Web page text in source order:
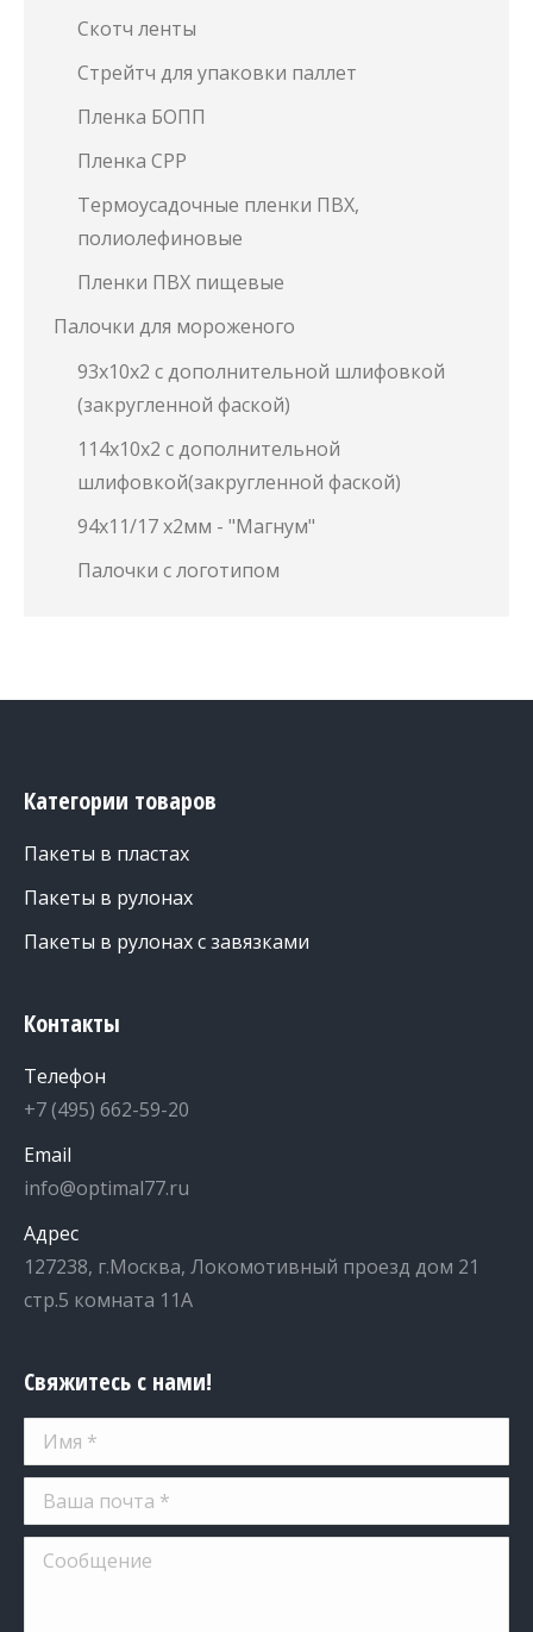
Скотч ленты
Стрейтч для упаковки паллет
Пленка БОПП
Пленка СРР
Термоусадочные пленки ПВХ,
полиолефиновые
Пленки ПВХ пищевые
Палочки для мороженого
93х10х2 с дополнительной шлифовкой
(закругленной фаской)
114х10х2 с дополнительной
шлифовкой(закругленной фаской)
94х11/17 х2мм - "Магнум"
Палочки с логотипом
Категории товаров
Пакеты в пластах
Пакеты в рулонах
Пакеты в рулонах с завязками
Контакты
Телефон
+7 (495) 662-59-20
Email
info@optimal77.ru
Адрес
127238, г.Москва, Локомотивный проезд дом 21
стр.5 комната 11А
Свяжитесь с нами!
Имя *
Ваша почта *
Сообщение